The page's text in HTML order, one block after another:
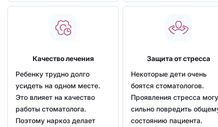
Качество лечения
Ребенку трудно долго
усидеть на одном месте.
Это влияет на качество
работы стоматолога.
Поэтому наркоз делает
Защита от стресса
Некоторые дети очень
боятся стоматологов.
Проявления стресса
сильно повредить
состоянию пациента.